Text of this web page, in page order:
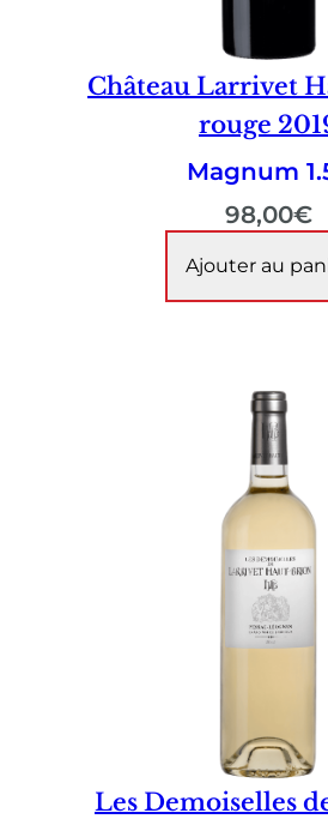
Château Larrivet
rouge
Magnum
98,00€
Ajouter au
Les Demoiselles